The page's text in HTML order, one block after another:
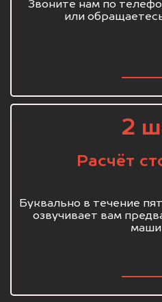
Звоните нам по
или
2
Расчёт
Буквально в течение
озвучивает вам